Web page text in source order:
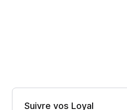
Suivre vos Loyal